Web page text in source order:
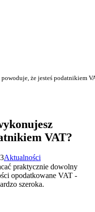
że jesteś podatnikiem
VAT?
Aktualności
praktycznie dowolny
opodatkowane VAT -
szeroka.